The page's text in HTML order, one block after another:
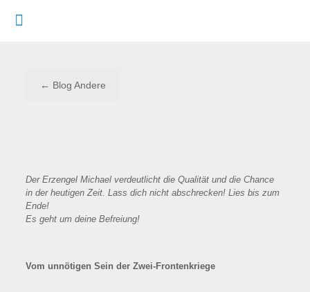
← Blog Andere
Der Erzengel Michael verdeutlicht die Qualität und die Chance
in der heutigen Zeit. Lass dich nicht abschrecken! Lies bis zum
Ende!
Es geht um deine Befreiung!
Vom unnötigen Sein der Zwei-Frontenkriege